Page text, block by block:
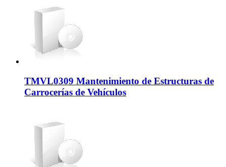
TMVL0309 Mantenimiento de Estructuras de
Carrocerías de Vehículos